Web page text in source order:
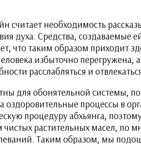
считает необходимость
духа. Средства,
что таким образом
избыточно
расслабляться и
для обонятельной системы,
оздоровительные процессы в
процедуру абхьянга,
растительных масел, по
Таким образом, мы